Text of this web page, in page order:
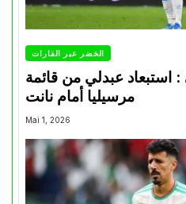
الخضر عبر القارات
: استبعاد عبدلي من قائمة
مرسيليا أمام نانت
Mai 1, 2026